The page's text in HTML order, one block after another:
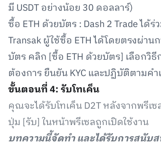
มี USDT อย่างน้อย 30 ดอลลาร์)
ซื้อ ETH ด้วยบัตร : Dash 2 Trade ได้
Transak ผู้ใช้ซื้อ ETH ได้โดยตรงผ่าน
บัตร คลิก [ซื้อ ETH ด้วยบัตร] เลือกวิ
ต้องการ ยืนยัน KYC และปฏิบัติตามคำ
ขั้นตอนที่ 4: รับโทเค็น
คุณจะได้รับโทเค็น D2T หลังจากพรีเ
ปุ่ม [รับ] ในหน้าพรีเซลถูกเปิดใช้งาน
บทความนี้จัดทำ และได้รับการสนับ